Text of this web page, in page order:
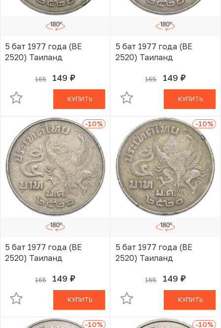
5 бат 1977 года (BE
2520) Таиланд
165 149 руб.
В КОРЗИНЕ
КУПИТЬ
5 бат 1977 года (BE
2520) Таиланд
165 149 руб.
В КОРЗИНЕ
КУПИТЬ
-10%
5 бат 1977 года (BE
2520) Таиланд
165 149 руб.
В КОРЗИНЕ
КУПИТЬ
-10%
5 бат 1977 года (BE
2520) Таиланд
165 149 руб.
В КОРЗИНЕ
КУПИТЬ
-10% -10%